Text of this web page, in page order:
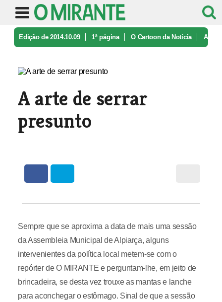
Edição de 2014.10.09 1ª página O Cartoon da Notícia A
A arte de serrar
presunto
Sempre que se aproxima a data de mais uma sessão
da Assembleia Municipal de Alpiarça, alguns
intervenientes da política local metem-se com o
repórter de O MIRANTE e perguntam-lhe, em jeito de
brincadeira, se desta vez trouxe as mantas e lanche
para aconchegar o estômago. Sinal de que a sessão